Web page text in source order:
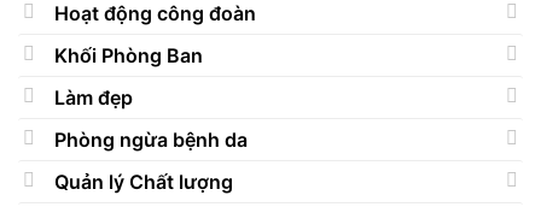
Hoạt động công đoàn
Khối Phòng Ban
Làm đẹp
Phòng ngừa bệnh da
Quản lý Chất lượng